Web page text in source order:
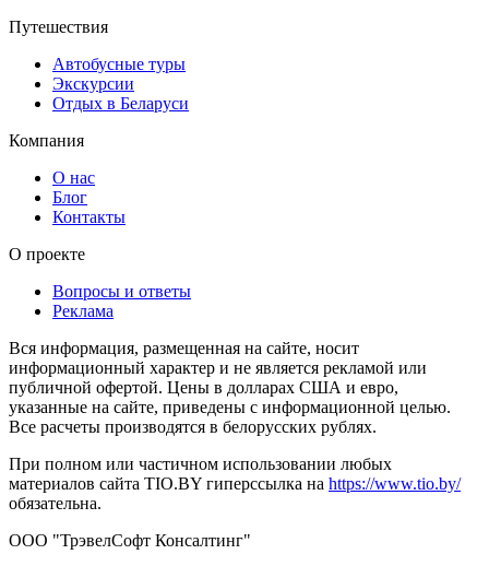
Путешествия
Автобусные туры
Экскурсии
Отдых в Беларуси
Компания
О нас
Блог
Контакты
О проекте
Вопросы и ответы
Реклама
Вся информация, размещенная на сайте, носит
информационный характер и не является рекламой или
публичной офертой. Цены в долларах США и евро,
указанные на сайте, приведены с информационной целью.
Все расчеты производятся в белорусских рублях.
При полном или частичном использовании любых
материалов сайта TIO.BY гиперссылка на https://www.tio.by/
обязательна.
ООО "ТрэвелСофт Консалтинг"